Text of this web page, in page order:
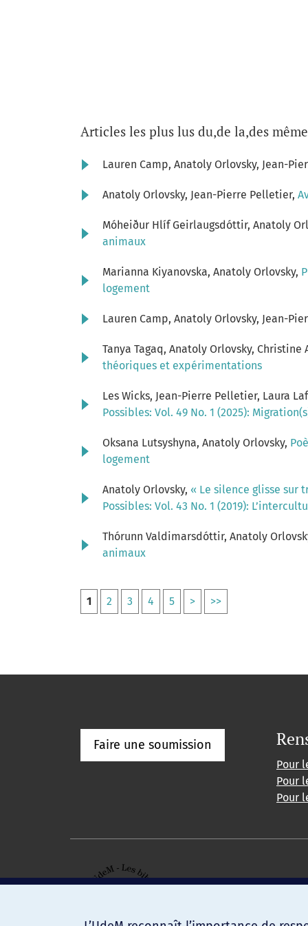
Articles les plus lus du,de la,des
Lauren Camp, Anatoly Orlovsky, Jean-
Anatoly Orlovsky, Jean-Pierre Pelletier,
Móheiður Hlíf Geirlaugsdóttir, Anatoly
animaux
Marianna Kiyanovska, Anatoly Orlovsky,
logement
Lauren Camp, Anatoly Orlovsky, Jean-
Tanya Tagaq, Anatoly Orlovsky,
théoriques et expérimentations
Les Wicks, Jean-Pierre Pelletier, Laura
Possibles: Vol. 49 No. 1 (2025):
Oksana Lutsyshyna, Anatoly Orlovsky,
logement
Anatoly Orlovsky, « Le silence glisse sur
Possibles: Vol. 43 No. 1 (2019):
Thórunn Valdimarsdóttir, Anatoly
animaux
1 2 3 4 5 > >>
Faire une soumission
Pour
Pour
Pour